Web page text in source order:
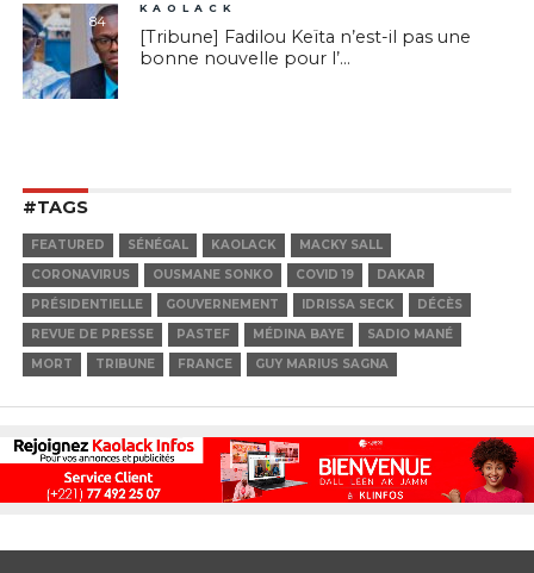
84
KAOLACK
[Tribune] Fadilou Keïta n’est-il pas une
bonne nouvelle pour l’...
#TAGS
FEATURED SÉNÉGAL KAOLACK
MACKY SALL
CORONAVIRUS
OUSMANE SONKO COVID 19
DAKAR
PRÉSIDENTIELLE
GOUVERNEMENT IDRISSA SECK
DÉCÈS
REVUE DE PRESSE
PASTEF MÉDINA BAYE
SADIO MANÉ
MORT
TRIBUNE FRANCE GUY MARIUS SAGNA